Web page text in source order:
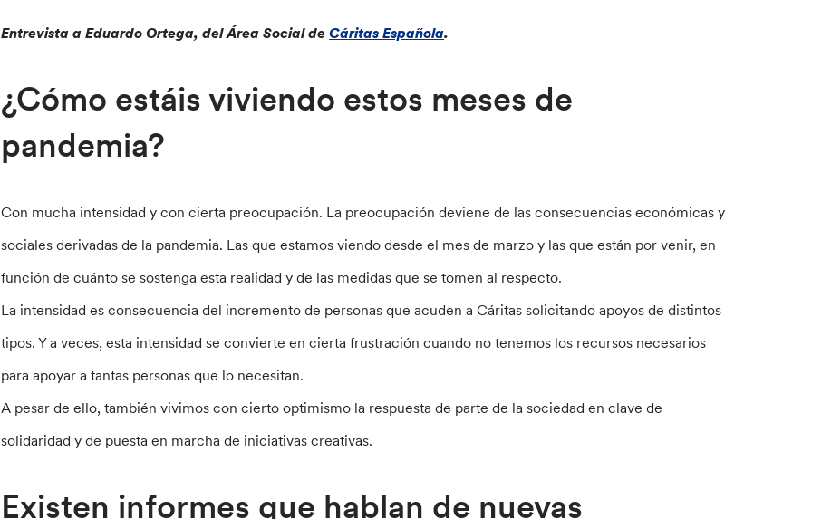
Entrevista a Eduardo Ortega, del Área Social deCáritas Española.
¿Cómo estáis viviendo estos meses de
pandemia?
Con mucha intensidad y con cierta preocupación. La preocupación deviene de las consecuencias económicas y
sociales derivadas de la pandemia. Las que estamos viendo desde el mes de marzo y las que están por venir, en
función de cuánto se sostenga esta realidad y de las medidas que se tomen al respecto.
La intensidad es consecuencia del incremento de personas que acuden a Cáritas solicitando apoyos de distintos
tipos. Y a veces, esta intensidad se convierte en cierta frustración cuando no tenemos los recursos necesarios
para apoyar a tantas personas que lo necesitan.
A pesar de ello, también vivimos con cierto optimismo la respuesta de parte de la sociedad en clave de
solidaridad y de puesta en marcha de iniciativas creativas.
Existen informes que hablan de nuevas